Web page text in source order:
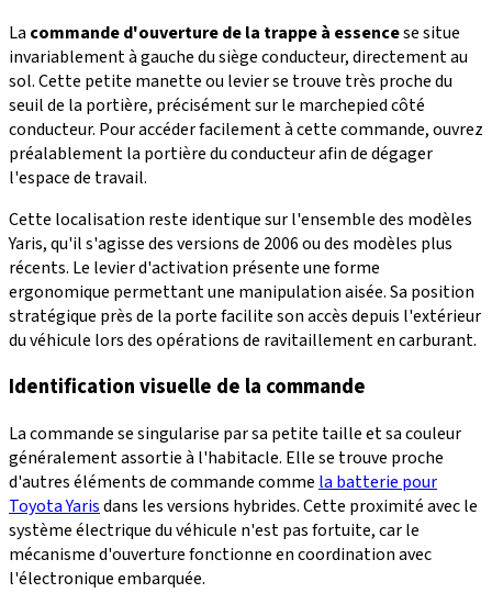
La commande d'ouverture de la trappe à essencese situe
invariablement à gauche du siège conducteur, directement au
sol. Cette petite manette ou levier se trouve très proche du
seuil de la portière, précisément sur le marchepied côté
conducteur. Pour accéder facilement à cette commande, ouvrez
préalablement la portière du conducteur afin de dégager
l'espace de travail.
Cette localisation reste identique sur l'ensemble des modèles
Yaris, qu'il s'agisse des versions de 2006 ou des modèles plus
récents. Le levier d'activation présente une forme
ergonomique permettant une manipulation aisée. Sa position
stratégique près de la porte facilite son accès depuis l'extérieur
du véhicule lors des opérations de ravitaillement en carburant.
Identification visuelle de la commande
La commande se singularise par sa petite taille et sa couleur
généralement assortie à l'habitacle. Elle se trouve proche
d'autres éléments de commande comme la batterie pour
Toyota Yarisdans les versions hybrides. Cette proximité avec le
système électrique du véhicule n'est pas fortuite, car le
mécanisme d'ouverture fonctionne en coordination avec
l'électronique embarquée.